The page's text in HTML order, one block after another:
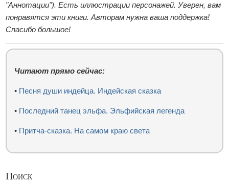
"Аннотации"). Есть иллюстрации персонажей. Уверен, вам
понравятся эти книги. Авторам нужна ваша поддержка!
Спасибо большое!
Читают прямо сейчас:
• Песня души индейца. Индейская сказка
• Последний танец эльфа. Эльфийская легенда
• Притча-сказка. На самом краю света
Поиск